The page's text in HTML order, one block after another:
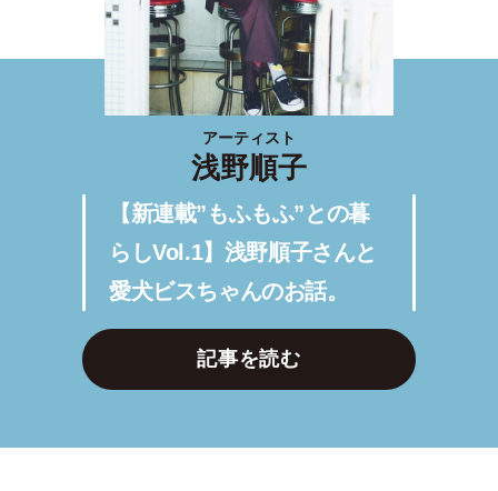
アーティスト
浅野順子
【新連載”もふもふ”との暮
らしVol.1】浅野順子さんと
愛犬ビスちゃんのお話。
記事を読む